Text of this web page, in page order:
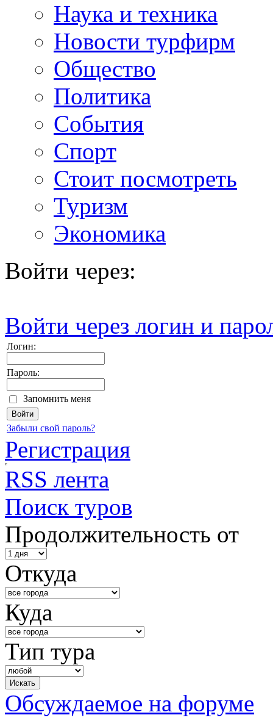
Наука и техника
Новости турфирм
Общество
Политика
События
Спорт
Стоит посмотреть
Туризм
Экономика
Войти через:
Войти через логин и
Логин:
Пароль:
Запомнить меня
Забыли свой пароль?
Регистрация
RSS лента
Поиск туров
Продолжительность от
Откуда
Куда
Тип тура
Обсуждаемое на форуме